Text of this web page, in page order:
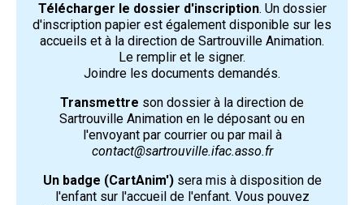
Télécharger le dossier d'inscription. Un dossier
d'inscription papier est également disponible sur les
accueils et à la direction de Sartrouville Animation.
Le remplir et le signer.
Joindre les documents demandés.
Transmettre son dossier à la direction de
Sartrouville Animation en le déposant ou en
l'envoyant par courrier ou par mail à
contact@sartrouville.ifac.asso.fr
Un badge (CartAnim') sera mis à disposition de
l'enfant sur l'accueil de l'enfant. Vous pouvez